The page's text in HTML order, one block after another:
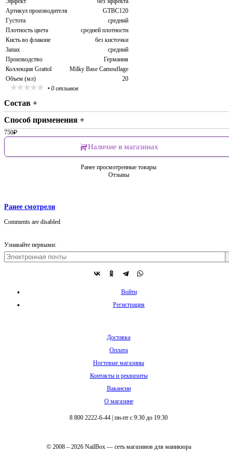
Артикул производителя
GTBC120
Густота
средний
Плотность цвета
средней плотности
Кисть во флаконе
без кисточки
Запах
средний
Производство
Германия
Коллекция Grattol
Milky Base Camouflage
Объем (мл)
20
• 0 отзывов
Состав +
Способ применения +
750₽
Наличие в магазинах
Ранее просмотренные товары
Отзывы
Ранее смотрели
Comments are disabled
Узнавайте первыми:
Войти
Регистрация
Доставка
Оплата
Ногтевые магазины
Контакты и реквизиты
Вакансии
О магазине
8 800 2222-6-44 пн-пт с 9:30 до 19:30
© 2008 – 2026 NailBox — сеть магазинов для маникюра